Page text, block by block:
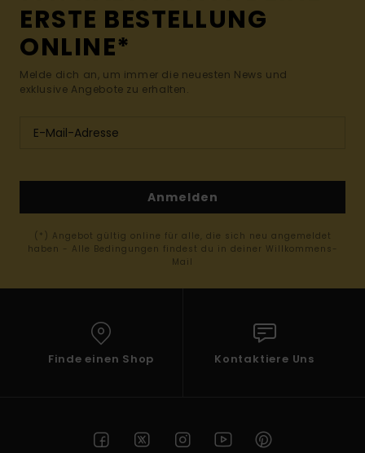
ERSTE BESTELLUNG
ONLINE*
Melde dich an, um immer die neuesten News und
exklusive Angebote zu erhalten.
Anmelden
(*) Angebot gültig online für alle, die sich neu angemeldet
haben - Alle Bedingungen findest du in deiner Willkommens-
Mail
Finde einen Shop Kontaktiere Uns